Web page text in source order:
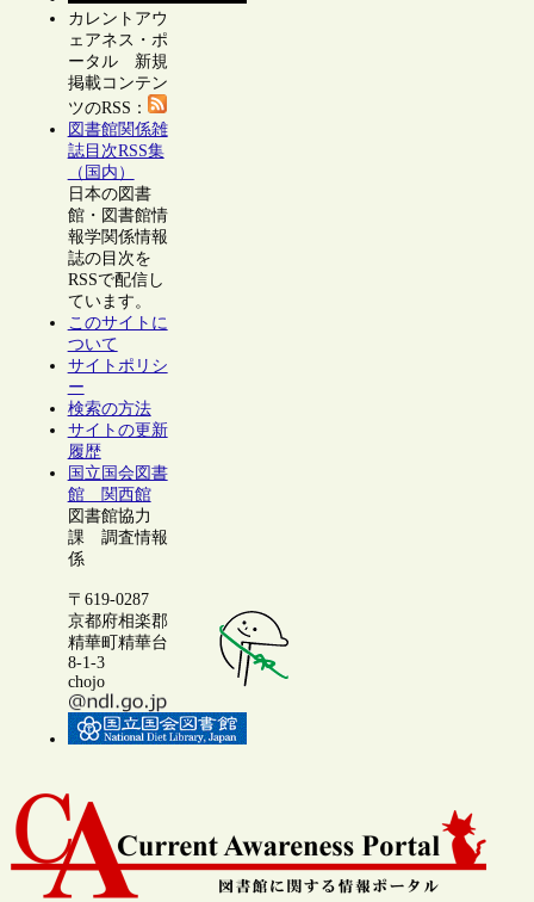
カレントアウ
ェアネス・ポ
ータル 新規
掲載コンテン
ツのRSS：
図書館関係雑
誌目次RSS集
（国内）
日本の図書
館・図書館情
報学関係情報
誌の目次を
RSSで配信し
ています。
このサイトに
ついて
サイトポリシ
ー
検索の方法
サイトの更新
履歴
国立国会図書
館 関西館
図書館協力
課 調査情報
係
〒619-0287
京都府相楽郡
精華町精華台
8-1-3
chojo